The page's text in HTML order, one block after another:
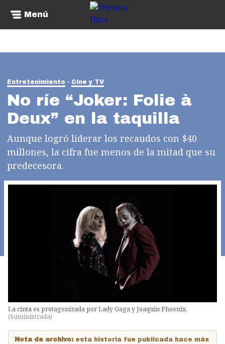
Menú
Entretenimiento Cine y TV
No ríe “Joker: Folie à
Deux” en la taquilla
Aunque logró liderar los recaudos con $40
millones, la cifra fue menos de la mitad que su
predecesora.
La cinta es protagonizada por Lady Gaga y Joaquín Phoenix.
(Suministrada)
Nota de archivo: esta historia fue publicada hace más